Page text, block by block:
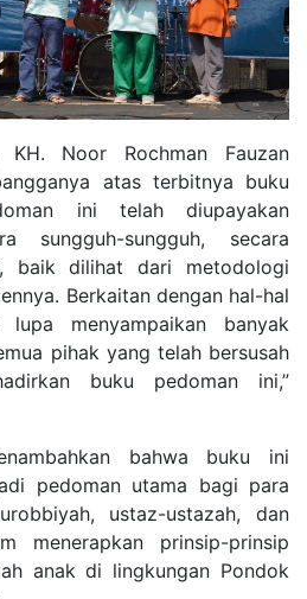
KH. Noor Rochman Fauzan
atas terbitnya buku
ini telah diupayakan
sungguh-sungguh, secara
baik dilihat dari metodologi
Berkaitan dengan hal-hal
menyampaikan banyak
pihak yang telah bersusah
buku pedoman ini,”
bahwa buku ini
pedoman utama bagi para
ustaz-ustazah, dan
menerapkan prinsip-prinsip
anak di lingkungan Pondok